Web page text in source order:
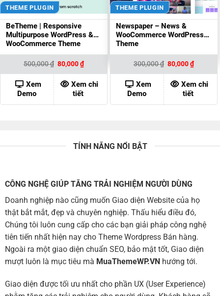
THEME PLUGIN
BeTheme | Responsive
Multipurpose WordPress &
WooCommerce Theme
500,000₫ Giá
gốc
là:
500,000 ₫.
80,000₫Giá
hiện
tại
là:
80,000 ₫.
Xem
Demo
Xem chi
tiết
THEME PLUGIN
Newspaper – News &
WooCommerce WordPress
Theme
300,000₫ Giá
gốc
là:
300,000 ₫.
80,000₫Giá
hiện
tại
là:
80,000
Xem
Demo
Xem chi
tiết
TÍNH NĂNG NỔI BẬT
CÔNG NGHỆ GIÚP TĂNG TRẢI NGHIỆM NGƯỜI DÙNG
Doanh nghiệp nào cũng muốn Giao diện Website của họ
thật bắt mắt, đẹp và chuyên nghiệp. Thấu hiểu điều đó,
Chúng tôi luôn cung cấp cho các bạn giải pháp công nghệ
tiên tiến nhất hiện nay cho Theme Wordpress Bán hàng.
Ngoài ra một giao diện chuẩn SEO, bảo mật tốt, Giao diện
mượt luôn là mục tiêu mà MuaThemeWP.VN hướng tới.
Giao diện được tối ưu nhất cho phần UX (User Experience)